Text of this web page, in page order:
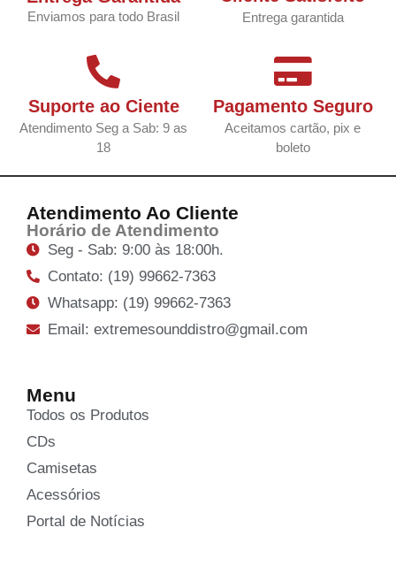
Enviamos para todo Brasil Entrega garantida
Suporte ao Ciente
Atendimento Seg a Sab: 9 as
18
Pagamento Seguro
Aceitamos cartão, pix e
boleto
Atendimento Ao Cliente
Horário de Atendimento
Seg - Sab: 9:00 às 18:00h.
Contato: (19) 99662-7363
Whatsapp: (19) 99662-7363
Email: extremesounddistro@gmail.com
Menu
Todos os Produtos
CDs
Camisetas
Acessórios
Portal de Notícias